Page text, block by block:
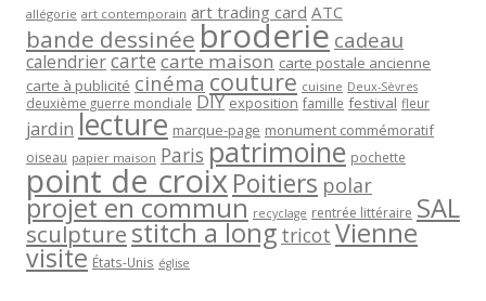
allégorie art contemporain art trading card ATC
bande dessinée broderie cadeau
calendriercartecarte maison carte postale ancienne
carte à publicité cinéma couture cuisine Deux-Sèvres
deuxième guerre mondiale DIY exposition famille festival fleur
jardin lecture marque-page monument commémoratif
oiseau papier maison Paris patrimoine pochette
point de croixPoitiers polar
projet en commun recyclage rentrée littéraire SAL
sculpturestitch a long tricot Vienne
visite États-Unis église